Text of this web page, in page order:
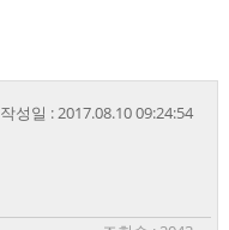
작성일 : 2017.08.10 09:24:54